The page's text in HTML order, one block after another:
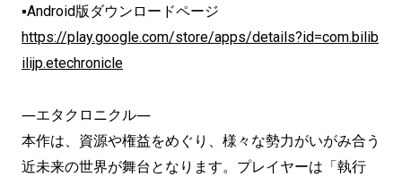
▪Android版ダウンロードページ
https://play.google.com/store/apps/details?id=com.bilib
ilijp.etechronicle
―エタクロニクル―
本作は、資源や権益をめぐり、様々な勢力がいがみ合う
近未来の世界が舞台となります。プレイヤーは「執行